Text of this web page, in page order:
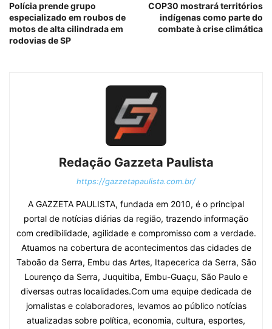
Polícia prende grupo
especializado em roubos de
motos de alta cilindrada em
rodovias de SP
COP30 mostrará territórios
indígenas como parte do
combate à crise climática
Redação Gazzeta Paulista
https://gazzetapaulista.com.br/
A GAZZETA PAULISTA, fundada em 2010, é o principal
portal de notícias diárias da região, trazendo informação
com credibilidade, agilidade e compromisso com a verdade.
Atuamos na cobertura de acontecimentos das cidades de
Taboão da Serra, Embu das Artes, Itapecerica da Serra, São
Lourenço da Serra, Juquitiba, Embu-Guaçu, São Paulo e
diversas outras localidades.Com uma equipe dedicada de
jornalistas e colaboradores, levamos ao público notícias
atualizadas sobre política, economia, cultura, esportes,